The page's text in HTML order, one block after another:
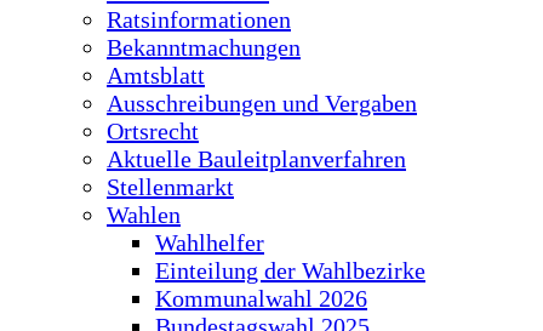
Ratsinformationen
Bekanntmachungen
Amtsblatt
Ausschreibungen und Vergaben
Ortsrecht
Aktuelle Bauleitplanverfahren
Stellenmarkt
Wahlen
Wahlhelfer
Einteilung der Wahlbezirke
Kommunalwahl 2026